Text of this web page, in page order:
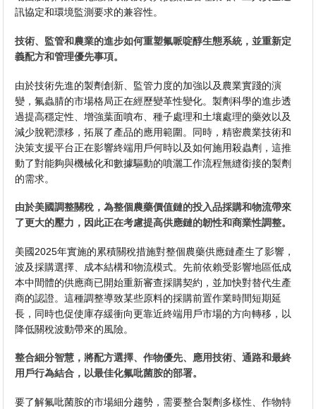
訊協定和環境監測要求的兼容性。
技術、監管和農業的進步如何重塑氟哌啶醇生態系統，並重新定
義配方和管理優先事項。
由於技術先進的製劑創新、監管力度的加強以及農業實踐的演
變，氟蟲腈的市場格局正在經歷變革性變化。製劑科學的進步透
過提高穩定性、增強葉面噴布、種子處理和土壤處理的藥效以及
減少脫靶漂移，拓展了產品的應用範圍。同時，精密農業技術和
決策支援平台正在影響終端用戶何時以及如何施用殺蟲劑，這推
動了對能夠與機械化和數據驅動的噴灑工作流程無縫銜接的製劑
的需求。
由於美國調整關稅，為整個農藥價值鏈的投入品採購和物流帶來
了更大的壓力，因此正在考慮提高供應鏈的韌性和商業性調整。
美國2025年實施的累積關稅措施對整個農藥供應鏈產生了影響，
波及採購選擇、成本結構和物流模式。先前依賴受影響地區低成
本中間體的供應商已開始重新審查採購契約，並加快對替代生產
商的認證。這種調整導致某些原料的採購前置作業時間短期延
長，同時也促使庫存緩衝向更靠近終端用戶市場的方向轉移，以
降低關稅波動帶來的風險。
整合細分智慧，將配方選擇、作物優先、應用技術、通路和最終
用戶行為結合，以最佳化氟吡菌胺的部署。
要了解氟吡菌胺的市場細分趨勢，需要整合製劑多樣性、作物特